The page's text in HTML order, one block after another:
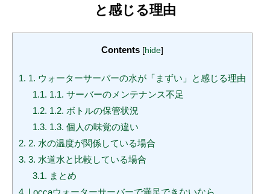
と感じる理由
Contents [hide]
1. 1. ウォーターサーバーの水が「まずい」と感じる理由
1.1. 1.1. サーバーのメンテナンス不足
1.2. 1.2. ボトルの保管状況
1.3. 1.3. 個人の味覚の違い
2. 2. 水の温度が関係している場合
3. 3. 水道水と比較している場合
3.1. まとめ
4. Loccaウォーターサーバーで満足できないなら